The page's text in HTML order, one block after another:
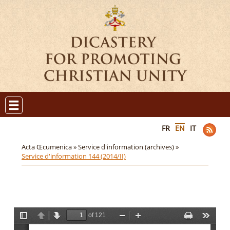
FR EN IT
Acta Œcumenica »Service d'information (archives) »
Service d'information 144 (2014/II)
T
P
N
of 121
P